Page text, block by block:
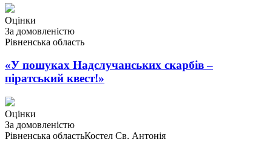
Оцінки
За домовленістю
Рівненська область
«У пошуках Надслучанських скарбів –
піратський квест!»
Оцінки
За домовленістю
Рівненська областьКостел Св. Антонія